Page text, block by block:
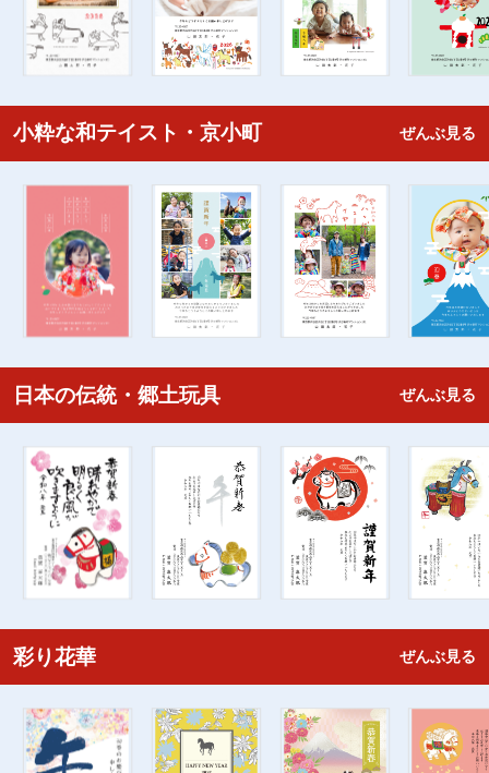
小粋な和テイスト・京小町 ぜんぶ見る
日本の伝統・郷土玩具 ぜんぶ見る
彩り花華 ぜんぶ見る